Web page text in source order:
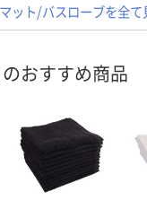
ット/バスローブを全て
おすすめ商品